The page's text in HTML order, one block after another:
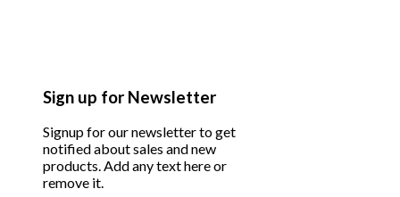
Sign up for Newsletter
Signup for our newsletter to get
notified about sales and new
products. Add any text here or
remove it.